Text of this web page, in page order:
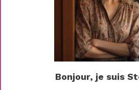
Bonjour, je suis